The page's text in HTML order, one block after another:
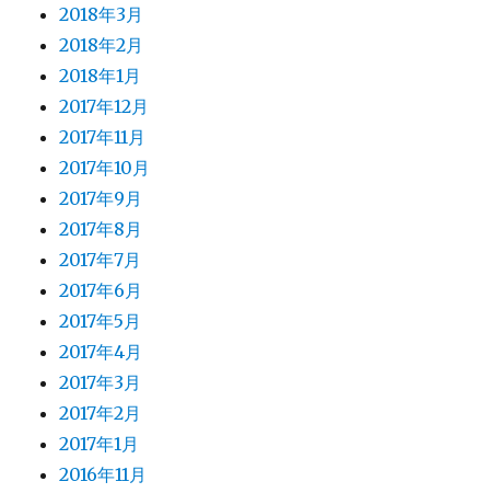
2018年3月
2018年2月
2018年1月
2017年12月
2017年11月
2017年10月
2017年9月
2017年8月
2017年7月
2017年6月
2017年5月
2017年4月
2017年3月
2017年2月
2017年1月
2016年11月